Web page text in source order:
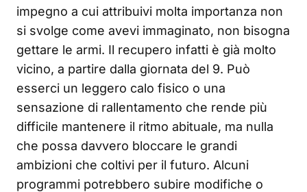
impegno a cui attribuivi molta importanza non
si svolge come avevi immaginato, non bisogna
gettare le armi. Il recupero infatti è già molto
vicino, a partire dalla giornata del 9. Può
esserci un leggero calo fisico o una
sensazione di rallentamento che rende più
difficile mantenere il ritmo abituale, ma nulla
che possa davvero bloccare le grandi
ambizioni che coltivi per il futuro. Alcuni
programmi potrebbero subire modifiche o